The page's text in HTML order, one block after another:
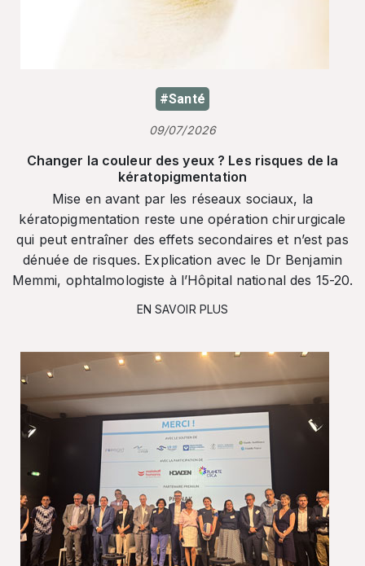
#Santé
09/07/2026
Changer la couleur des yeux ? Les risques de la
kératopigmentation
Mise en avant par les réseaux sociaux, la
kératopigmentation reste une opération chirurgicale
qui peut entraîner des effets secondaires et n’est pas
dénuée de risques. Explication avec le Dr Benjamin
Memmi, ophtalmologiste à l’Hôpital national des 15-20.
EN SAVOIR PLUS